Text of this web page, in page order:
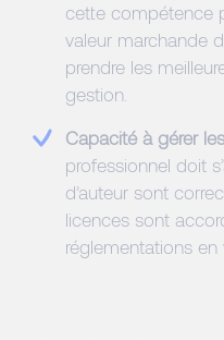
cette compétence
valeur marchande
prendre les
gestion.
Capacité à gérer
professionnel doit
d’auteur sont
licences sont
réglementations en